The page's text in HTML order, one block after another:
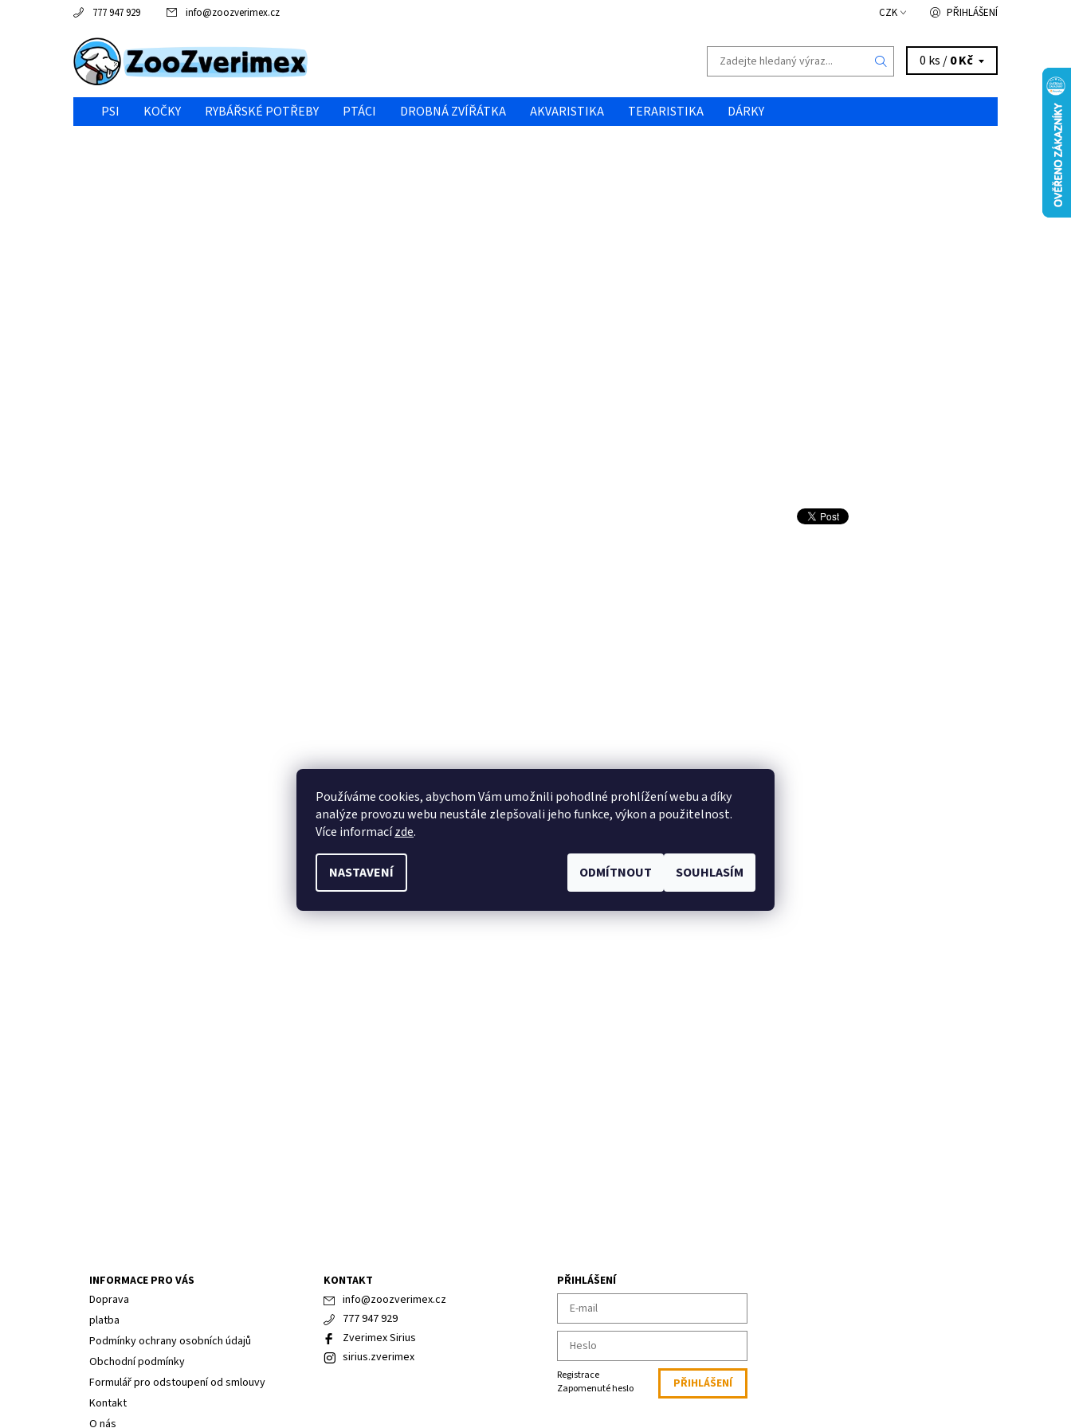
777 947 929 info@zoozverimex.cz CZK PŘIHLÁŠENÍ
0 ks /0 Kč
PSI KOČKY RYBÁŘSKÉ POTŘEBY PTÁCI DROBNÁ ZVÍŘÁTKA AKVARISTIKA TERARISTIKA
DÁRKY
INFORMACE PRO VÁS
Doprava
platba
Podmínky ochrany osobních údajů
Obchodní podmínky
Formulář pro odstoupení od smlouvy
Kontakt
O nás
KONTAKT
info@zoozverimex.cz
777 947 929
Zverimex Sirius
sirius.zverimex
PŘIHLÁŠENÍ
Registrace
Zapomenuté heslo
Používáme cookies, abychom Vám umožnili pohodlné prohlížení webu a díky
analýze provozu webu neustále zlepšovali jeho funkce, výkon a použitelnost.
Více informacízde.
NASTAVENÍ ODMÍTNOUT SOUHLASÍM